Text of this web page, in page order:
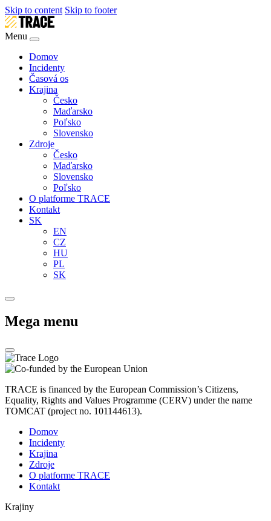
Skip to content Skip to footer
Menu
Domov
Incidenty
Časová os
Krajina
Česko
Maďarsko
Poľsko
Slovensko
Zdroje
Česko
Maďarsko
Slovensko
Poľsko
O platforme TRACE
Kontakt
SK
EN
CZ
HU
PL
SK
Mega menu
TRACE is financed by the European Commission’s Citizens,
Equality, Rights and Values Programme (CERV) under the name
TOMCAT (project no. 101144613).
Domov
Incidenty
Krajina
Zdroje
O platforme TRACE
Kontakt
Krajiny